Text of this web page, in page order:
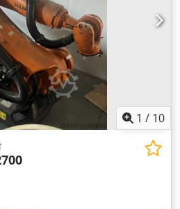
Повторяемость согласно ISO
осей: 6 Chodpfx Aeznh
оси A1: ± 170° Диапазон
+45° Диапазон движения оси A3:
оси A4: ± 185° Диапазон
движения оси A6: ± 350°
Система управления: KR C4
KUKA smartPAD
циклов/мин Последовательность
25 мм Испытательная нагрузка:
среды при эксплуатации: от
согласно IEC
1 / 10